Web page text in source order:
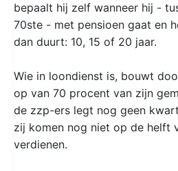
bepaalt hij zelf wanneer hij -
70ste - met pensioen gaat en
dan duurt: 10, 15 of 20 jaar.
Wie in loondienst is, bouwt
op van 70 procent van zijn
de zzp-ers legt nog geen
zij komen nog niet op de helft
verdienen.